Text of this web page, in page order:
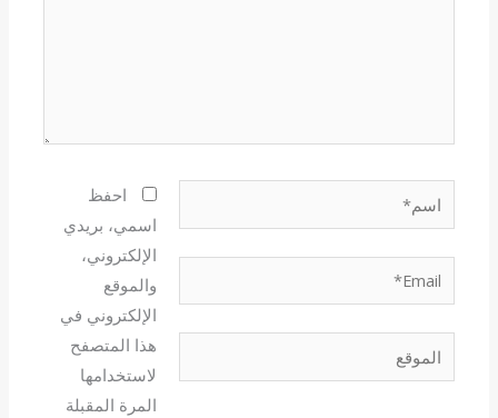
اسم*
Email*
الموقع
احفظ
اسمي، بريدي
الإلكتروني،
والموقع
الإلكتروني في
هذا المتصفح
لاستخدامها
المرة المقبلة